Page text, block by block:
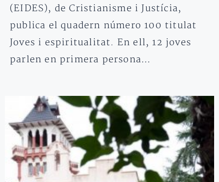
(EIDES), de Cristianisme i Justícia,
publica el quadern número 100 titulat
Joves i espiritualitat. En ell, 12 joves
parlen en primera persona…